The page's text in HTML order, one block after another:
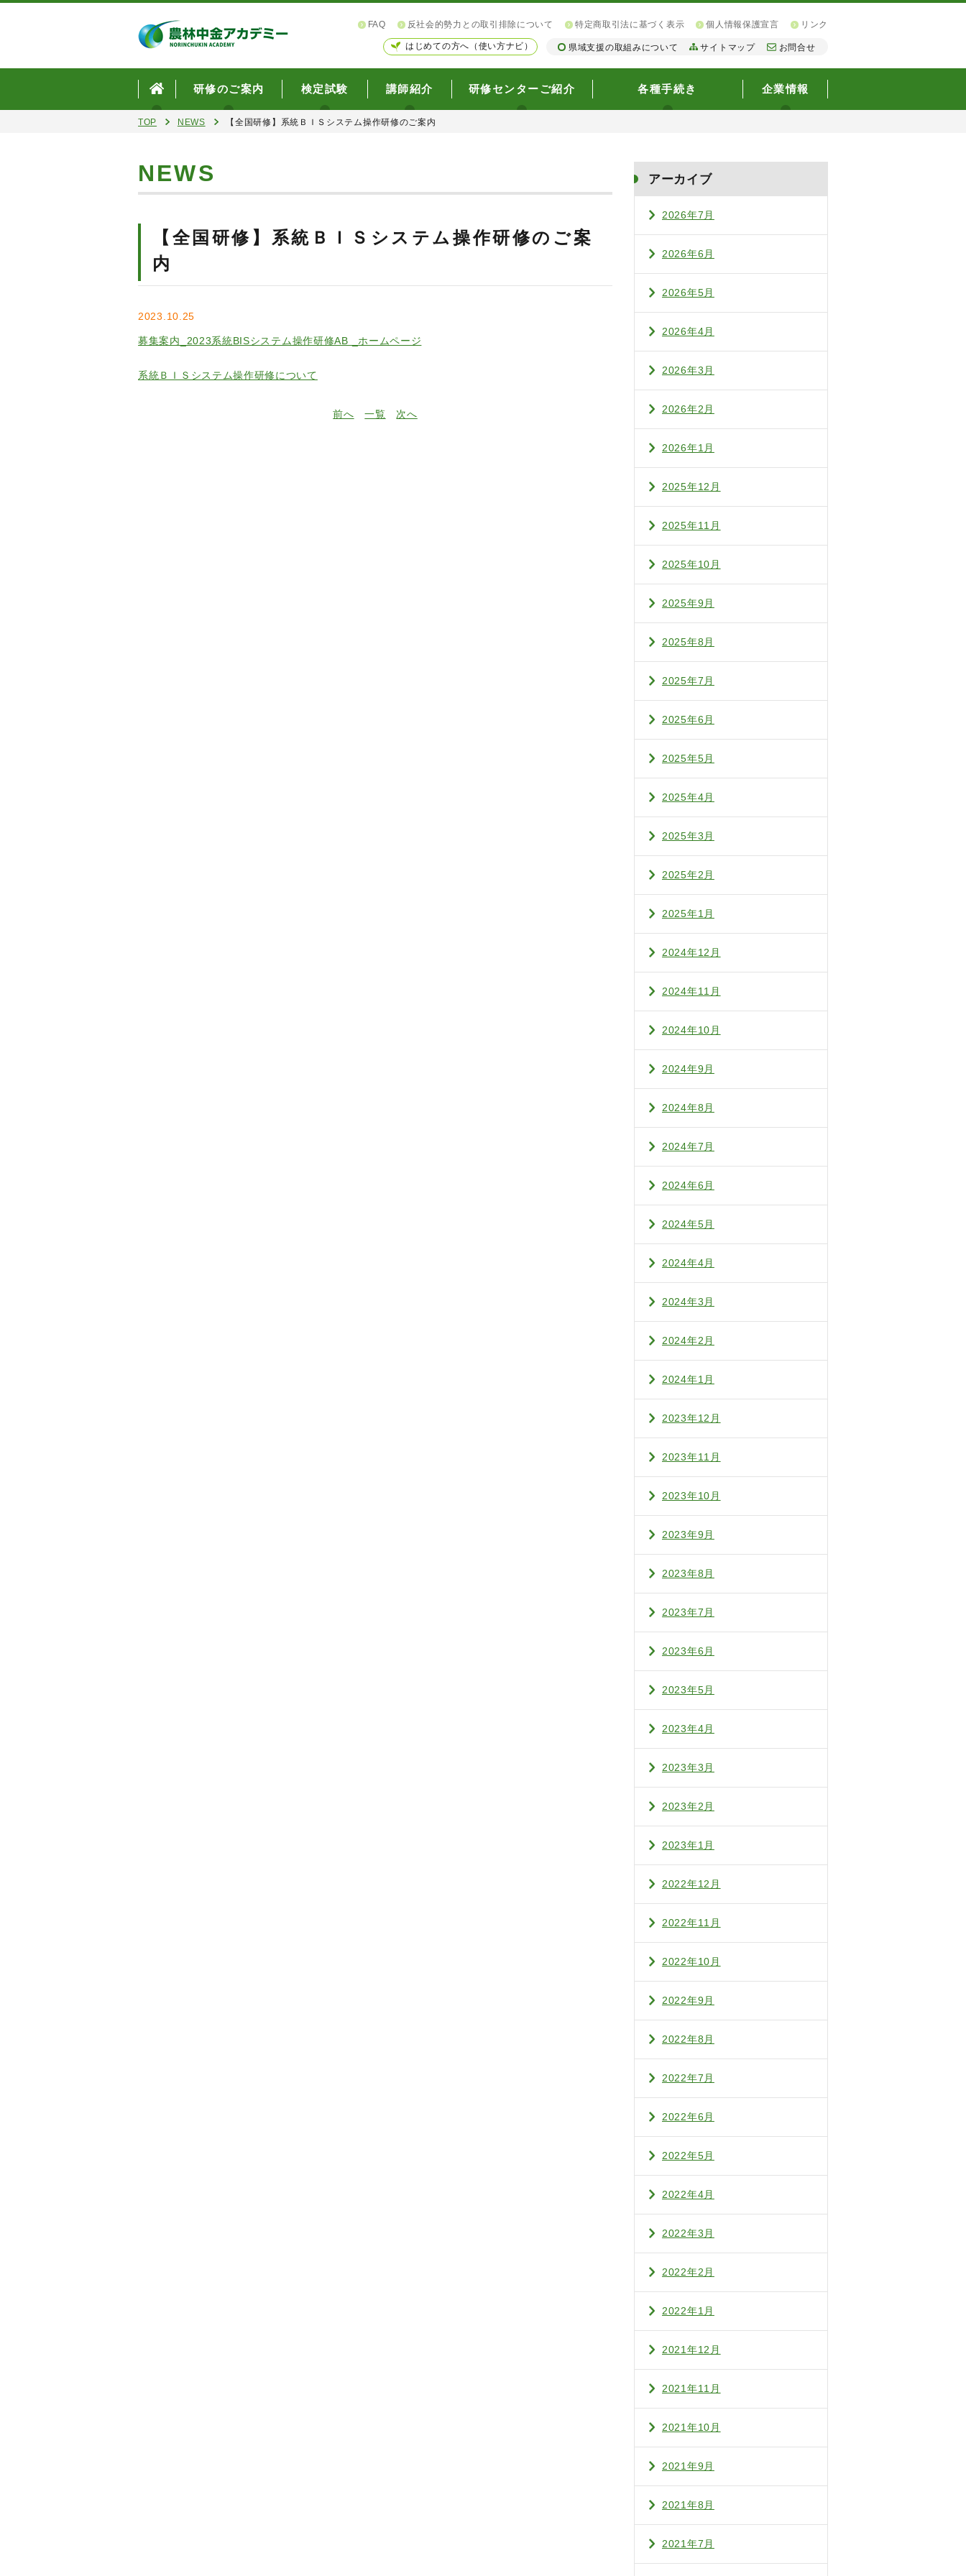
FAQ 反社会的勢力との取引排除について 特定商取引法に基づく表示 個人情報保護宣言 リンク
はじめての方へ（使い方ナビ） 県域支援の取組みについて サイトマップ お問合せ
研修のご案内 検定試験 講師紹介 研修センターご紹介 各種手続き 企業情報
TOP NEWS 【全国研修】系統ＢＩＳシステム操作研修のご案内
NEWS
【全国研修】系統ＢＩＳシステム操作研修のご案
内
2023.10.25
募集案内_2023系統BISシステム操作研修AB _ホームページ
系統ＢＩＳシステム操作研修について
前へ 一覧 次へ
アーカイブ
2026年7月
2026年6月
2026年5月
2026年4月
2026年3月
2026年2月
2026年1月
2025年12月
2025年11月
2025年10月
2025年9月
2025年8月
2025年7月
2025年6月
2025年5月
2025年4月
2025年3月
2025年2月
2025年1月
2024年12月
2024年11月
2024年10月
2024年9月
2024年8月
2024年7月
2024年6月
2024年5月
2024年4月
2024年3月
2024年2月
2024年1月
2023年12月
2023年11月
2023年10月
2023年9月
2023年8月
2023年7月
2023年6月
2023年5月
2023年4月
2023年3月
2023年2月
2023年1月
2022年12月
2022年11月
2022年10月
2022年9月
2022年8月
2022年7月
2022年6月
2022年5月
2022年4月
2022年3月
2022年2月
2022年1月
2021年12月
2021年11月
2021年10月
2021年9月
2021年8月
2021年7月